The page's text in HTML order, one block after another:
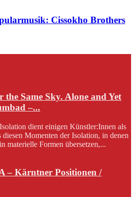
Cissokho Brothers
the Same Sky. Alone and Yet
–...
dient einigen Künstler:Innen als
Momenten der Isolation, in denen
materielle Formen übersetzen,...
– Kärntner Positionen /